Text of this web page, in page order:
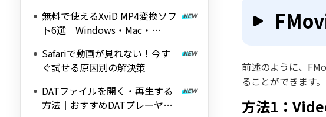
無料で使えるXviD MP4変換ソフ
ト6選｜Windows・Mac・
Safariで動画が見れない！今す
ぐ試せる原因別の解決策
DATファイルを開く・再生する
方法｜おすすめDATプレーヤー7
前述のように、
ることができます
方法1：